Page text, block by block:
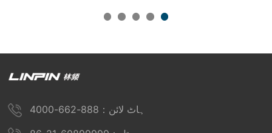
ہاٹ لائن：888-662-4000